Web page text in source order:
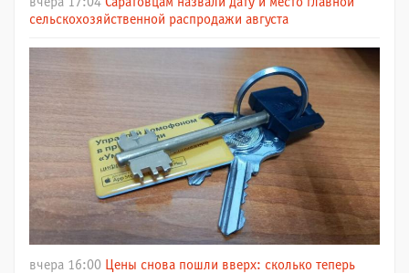
сельскохозяйственной распродажи августа
вчера 16:00 Цены снова пошли вверх: сколько теперь